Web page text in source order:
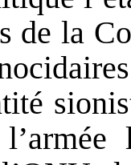
de la